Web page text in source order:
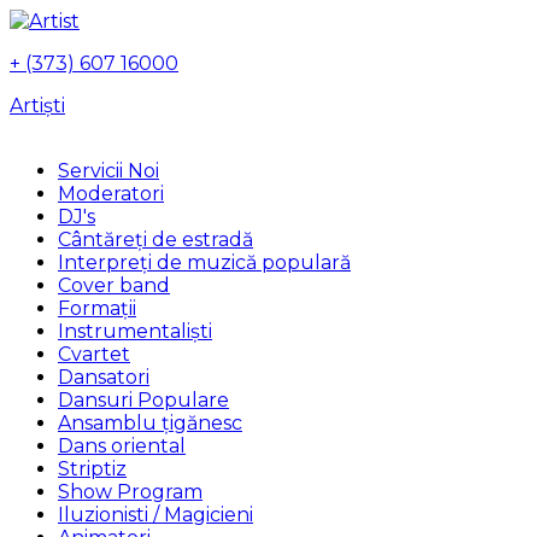
+ (373) 607 16000
Artiști
Servicii Noi
Moderatori
DJ's
Сântăreți de estradă
Interpreți de muzică populară
Сover band
Formații
Instrumentalişti
Cvartet
Dansatori
Dansuri Populare
Ansamblu țigănesc
Dans oriental
Striptiz
Show Program
Iluzionisti / Magicieni